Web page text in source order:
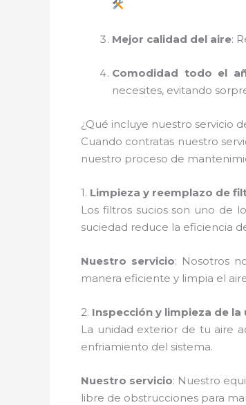
Mejor calidad del aire:
Comodidad todo el
necesites, evitando
¿Qué incluye nuestro servicio
Cuando contratas nuestro
nuestro proceso de
1. Limpieza y reemplazo de
Los filtros sucios son uno de
suciedad reduce la eficiencia
Nuestro servicio: Nosotros
manera eficiente y limpia el
2. Inspección y limpieza de
La unidad exterior de tu aire
enfriamiento del sistema.
Nuestro servicio: Nuestro
libre de obstrucciones para